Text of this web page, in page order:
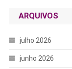
ARQUIVOS
julho 2026
junho 2026